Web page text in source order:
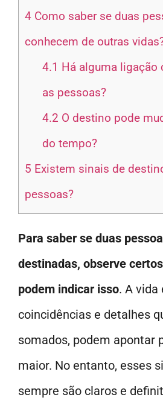
4 Como saber se duas
conhecem de outras
4.1 Há alguma ligação
as pessoas?
4.2 O destino pode
do tempo?
5 Existem sinais de
pessoas?
Para saber se duas
destinadas, observe
podem indicar isso. A vida
coincidências e detalhes
somados, podem apontar
maior. No entanto, esses
sempre são claros e